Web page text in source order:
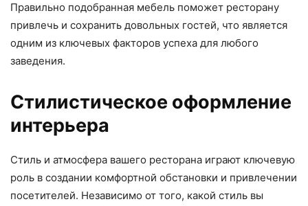
Правильно подобранная мебель поможет ресторану
привлечь и сохранить довольных гостей, что является
одним из ключевых факторов успеха для любого
заведения.
Стилистическое оформление
интерьера
Стиль и атмосфера вашего ресторана играют ключевую
роль в создании комфортной обстановки и привлечении
посетителей. Независимо от того, какой стиль вы